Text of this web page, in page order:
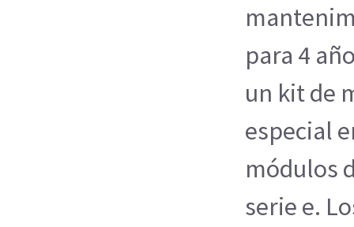
para 4
un kit de
especial
módulos
serie e.